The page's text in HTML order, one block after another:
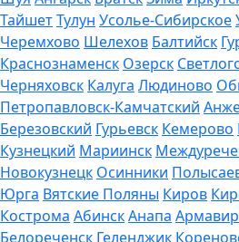
ТайшетТулун Усолье-Сибирское
Черемхово Шелехов Балтийск
Краснознаменск Озерск
Черняховск Калуга Людиново
Петропавловск-Камчатский
Березовский Гурьевск Кемерово
Кузнецкий Мариинск
Новокузнецк Осинники
Юрга Вятские Поляны Киров
Кострома АбинскАнапа Армавир
Белореченск Геленджик